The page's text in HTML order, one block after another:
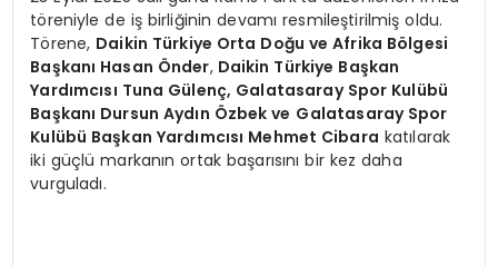
töreniyle de iş birliğinin devamı resmileştirilmiş oldu.
Törene, Daikin Türkiye Orta Doğu ve Afrika Bölgesi
Başkanı Hasan Önder,Daikin Türkiye Başkan
Yardımcısı Tuna Gülenç, Galatasaray Spor Kulübü
Başkanı Dursun Aydın Özbek ve Galatasaray Spor
Kulübü Başkan Yardımcısı Mehmet Cibara katılarak
iki güçlü markanın ortak başarısını bir kez daha
vurguladı.